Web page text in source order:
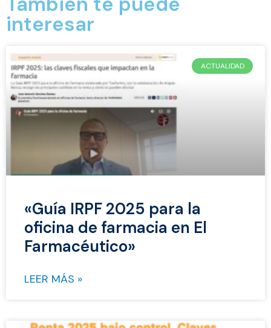
interesar
ACTUALIDAD
«Guía IRPF 2025 para la
oficina de farmacia en El
Farmacéutico»
LEER MÁS »